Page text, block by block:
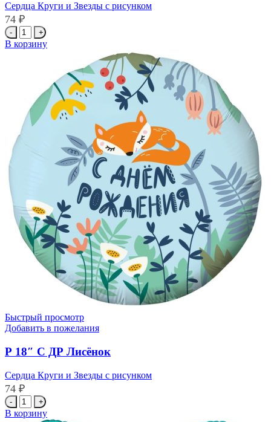
Сердца Круги и Звезды с рисунком
74 ₽
Количество
товара
Р
ЛЮБОВЬ
МОЯ
В корзину
Быстрый просмотр
Добавить в пожелания
Р 18″ С ДР Лисёнок
Сердца Круги и Звезды с рисунком
74 ₽
Количество
товара
В корзину